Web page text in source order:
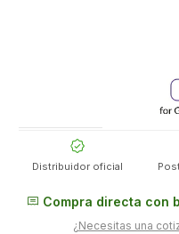
Distribuidor oficial
Compra directa con
¿Necesitas una